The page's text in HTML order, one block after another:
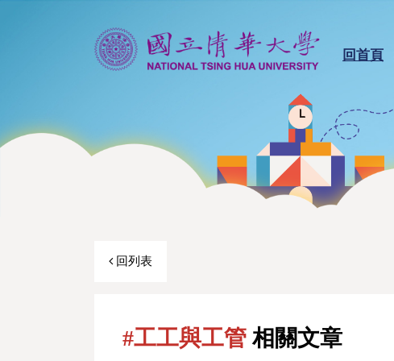
回首頁
回列表
#工工與工管 相關文章